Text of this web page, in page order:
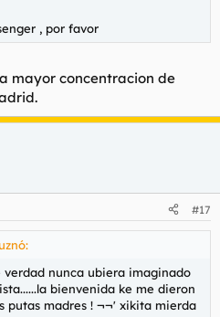
, por favor
mayor concentracion de
#17
nunca ubiera imaginado
bienvenida ke me dieron
putas madres ! ¬¬' xikita mierda